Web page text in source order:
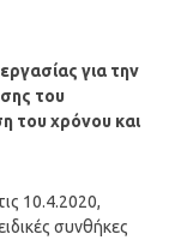
για την
του
του χρόνου και
10.4.2020,
συνθήκες